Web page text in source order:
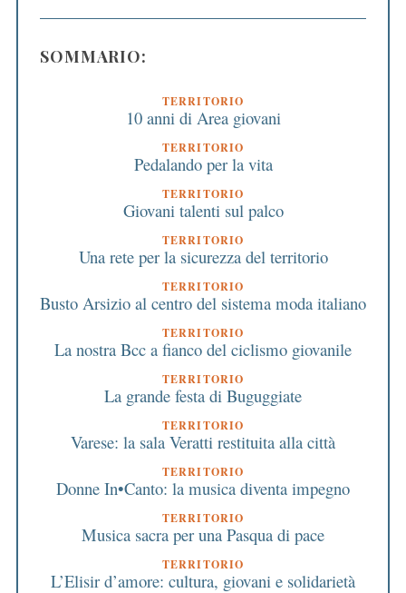
SOMMARIO:
TERRITORIO
10 anni di Area giovani
TERRITORIO
Pedalando per la vita
TERRITORIO
Giovani talenti sul palco
TERRITORIO
Una rete per la sicurezza del territorio
TERRITORIO
Busto Arsizio al centro del sistema moda italiano
TERRITORIO
La nostra Bcc a fianco del ciclismo giovanile
TERRITORIO
La grande festa di Buguggiate
TERRITORIO
Varese: la sala Veratti restituita alla città
TERRITORIO
Donne In•Canto: la musica diventa impegno
TERRITORIO
Musica sacra per una Pasqua di pace
TERRITORIO
L’Elisir d’amore: cultura, giovani e solidarietà